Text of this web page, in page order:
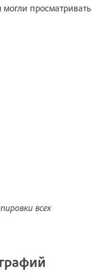
могли просматривать
всех